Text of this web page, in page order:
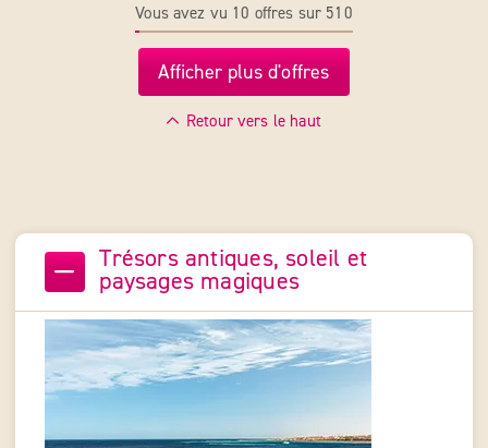
Vous avez vu 10 offres sur 510
Afficher plus d'offres
Retour vers le haut
Trésors antiques, soleil et
paysages magiques